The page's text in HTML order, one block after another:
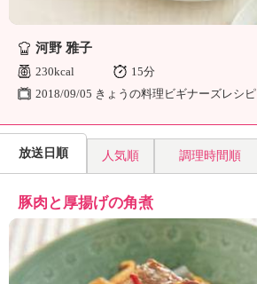
河野 雅子
230kcal
15分
2018/09/05 きょうの料理ビギナーズレシピ
放送日順 人気順 調理時間順
豚肉と厚揚げの角煮